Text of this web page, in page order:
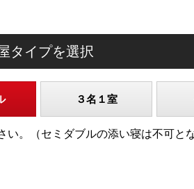
タイプを選択
３名１室
。（セミダブルの添い寝は不可と